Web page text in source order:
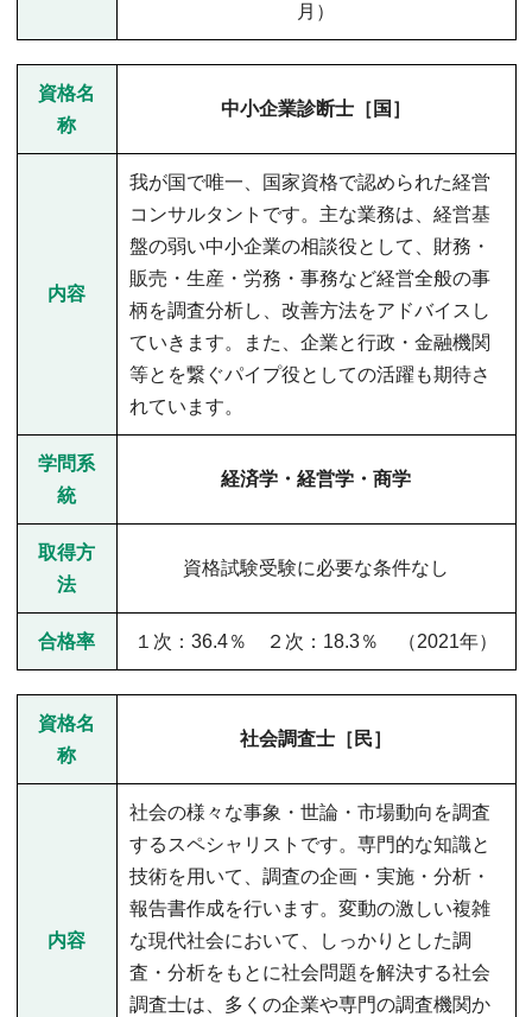
月）
資格名
称
中小企業診断士［国］
内容
我が国で唯一、国家資格で認められた経営
コンサルタントです。主な業務は、経営基
盤の弱い中小企業の相談役として、財務・
販売・生産・労務・事務など経営全般の事
柄を調査分析し、改善方法をアドバイスし
ていきます。また、企業と行政・金融機関
等とを繋ぐパイプ役としての活躍も期待さ
れています。
学問系
統
経済学・経営学・商学
取得方
法
資格試験受験に必要な条件なし
合格率 １次：36.4％ ２次：18.3％ （2021年）
資格名
称
社会調査士［民］
内容
社会の様々な事象・世論・市場動向を調査
するスペシャリストです。専門的な知識と
技術を用いて、調査の企画・実施・分析・
報告書作成を行います。変動の激しい複雑
な現代社会において、しっかりとした調
査・分析をもとに社会問題を解決する社会
調査士は、多くの企業や専門の調査機関か